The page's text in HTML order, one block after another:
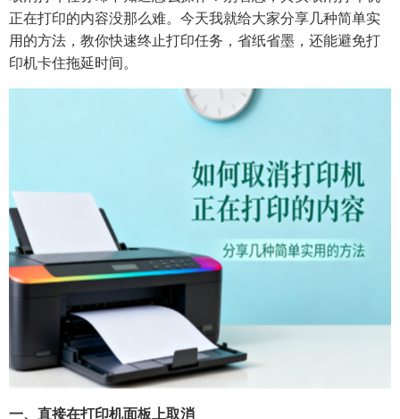
正在打印的内容没那么难。今天我就给大家分享几种简单实
用的方法，教你快速终止打印任务，省纸省墨，还能避免打
印机卡住拖延时间。
一、直接在打印机面板上取消